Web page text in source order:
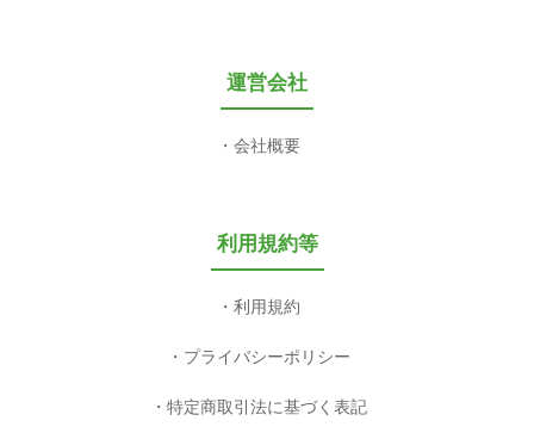
運営会社
会社概要
利用規約等
利用規約
プライバシーポリシー
特定商取引法に基づく表記